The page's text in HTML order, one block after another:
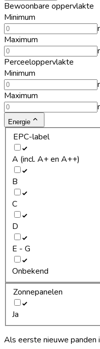
Bewoonbare oppervlakte
Minimum
Maximum
Perceeloppervlakte
Minimum
Maximum
Energie
EPC-label
A (incl. A+ en A++)
B
C
D
E - G
Onbekend
Zonnepanelen
Ja
Als eerste nieuwe panden